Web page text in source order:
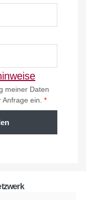
meiner Daten
ein. *